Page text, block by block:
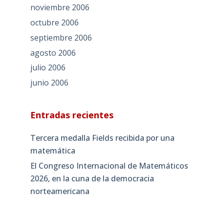
noviembre 2006
octubre 2006
septiembre 2006
agosto 2006
julio 2006
junio 2006
Entradas recientes
Tercera medalla Fields recibida por una
matemática
El Congreso Internacional de Matemáticos
2026, en la cuna de la democracia
norteamericana